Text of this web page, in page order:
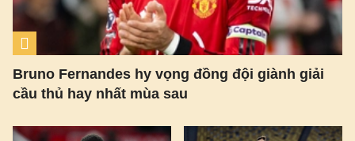
Bruno Fernandes hy vọng đồng đội giành giải
cầu thủ hay nhất mùa sau